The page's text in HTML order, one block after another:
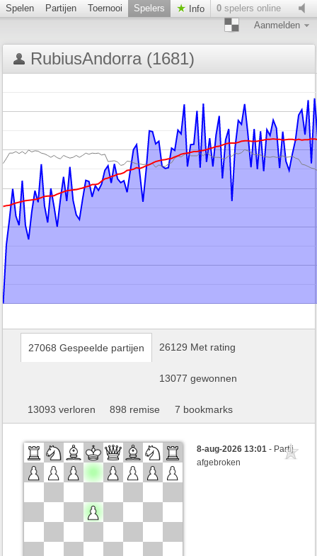
Spelen Partijen Toernooi Spelers Info 0 spelers online
Aanmelden
RubiusAndorra (1681)
27068 Gespeelde partijen 26129 Met rating
13077 gewonnen
13093 verloren 898 remise 7 bookmarks
8-aug-2026 13:01- Partij
afgebroken